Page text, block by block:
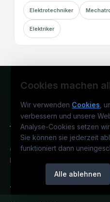
Elektrotechniker
Elektriker
Cookies machen
Wir verwenden Cookies ,
verbessern und unsere
Analyse-Cookies setzen
Sie können sie jederzeit
funktioniert dann
Alle ablehnen
Österreichs technisches
Ein Service der candidatis
TECjobs.at